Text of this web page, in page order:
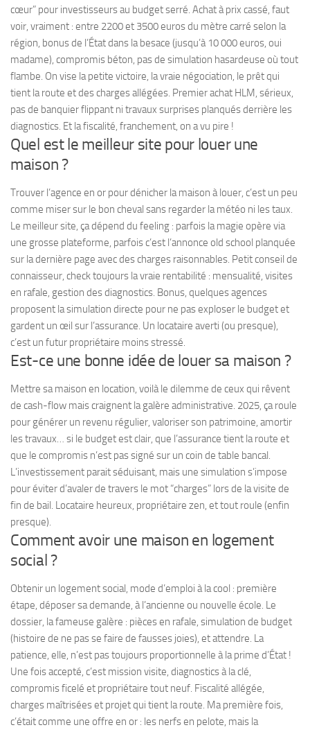
cœur” pour investisseurs au budget serré. Achat à prix cassé, faut
voir, vraiment : entre 2200 et 3500 euros du mètre carré selon la
région, bonus de l’État dans la besace (jusqu’à 10 000 euros, oui
madame), compromis béton, pas de simulation hasardeuse où tout
flambe. On vise la petite victoire, la vraie négociation, le prêt qui
tient la route et des charges allégées. Premier achat HLM, sérieux,
pas de banquier flippant ni travaux surprises planqués derrière les
diagnostics. Et la fiscalité, franchement, on a vu pire !
Quel est le meilleur site pour louer une
maison ?
Trouver l’agence en or pour dénicher la maison à louer, c’est un peu
comme miser sur le bon cheval sans regarder la météo ni les taux.
Le meilleur site, ça dépend du feeling : parfois la magie opère via
une grosse plateforme, parfois c’est l’annonce old school planquée
sur la dernière page avec des charges raisonnables. Petit conseil de
connaisseur, check toujours la vraie rentabilité : mensualité, visites
en rafale, gestion des diagnostics. Bonus, quelques agences
proposent la simulation directe pour ne pas exploser le budget et
gardent un œil sur l’assurance. Un locataire averti (ou presque),
c’est un futur propriétaire moins stressé.
Est-ce une bonne idée de louer sa maison ?
Mettre sa maison en location, voilà le dilemme de ceux qui rêvent
de cash-flow mais craignent la galère administrative. 2025, ça roule
pour générer un revenu régulier, valoriser son patrimoine, amortir
les travaux… si le budget est clair, que l’assurance tient la route et
que le compromis n’est pas signé sur un coin de table bancal.
L’investissement parait séduisant, mais une simulation s’impose
pour éviter d’avaler de travers le mot “charges” lors de la visite de
fin de bail. Locataire heureux, propriétaire zen, et tout roule (enfin
presque).
Comment avoir une maison en logement
social ?
Obtenir un logement social, mode d’emploi à la cool : première
étape, déposer sa demande, à l’ancienne ou nouvelle école. Le
dossier, la fameuse galère : pièces en rafale, simulation de budget
(histoire de ne pas se faire de fausses joies), et attendre. La
patience, elle, n’est pas toujours proportionnelle à la prime d’État !
Une fois accepté, c’est mission visite, diagnostics à la clé,
compromis ficelé et propriétaire tout neuf. Fiscalité allégée,
charges maîtrisées et projet qui tient la route. Ma première fois,
c’était comme une offre en or : les nerfs en pelote, mais la